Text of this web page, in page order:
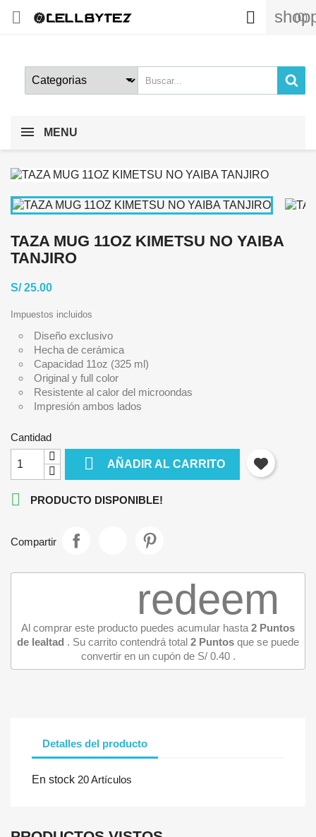
 (0)

MENU
TAZA MUG 11OZ KIMETSU NO YAIBA
TANJIRO
S/ 25.00
Impuestos incluidos
Diseño exclusivo
Hecha de cerámica
Capacidad 11oz (325 ml)
Original y full color
Resistente al calor del microondas
Impresión ambos lados
Cantidad
 AÑADIR AL CARRITO
 PRODUCTO DISPONIBLE!
Compartir
redeem
Al comprar este producto puedes acumular hasta 2 Puntos
de lealtad . Su carrito contendrá total 2 Puntos que se puede
convertir en un cupón de S/ 0.40.
Detalles del producto
En stock 20 Artículos
Iniciar sesión